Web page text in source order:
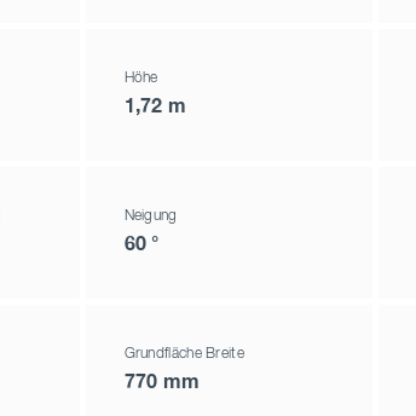
Höhe
1,72 m
Neigung
60 °
Grundfläche Breite
770 mm